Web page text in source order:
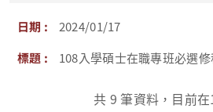
2024/01/17
108入學碩士在職專班必選
共 9 筆資料，目前在